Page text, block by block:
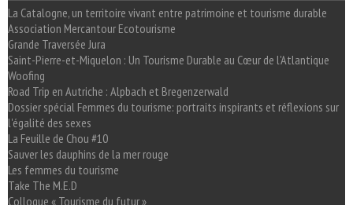
La Catalogne, un territoire vivant entre patrimoine et tourisme durable
Association Mercantour Ecotourisme
Grande Traversée Jura
Saint-Pierre-et-Miquelon : Un Tourisme Durable au Cœur de l'Atlantique
Woofing
Road Trip en Autriche : Alpbach et Bregenzerwald
Dossier spécial Femmes du tourisme: portraits inspirants et réflexions sur
l'égalité des sexes
La Feuille de Chou #10
Sauver les dauphins de la mer rouge
Les femmes du tourisme
Take The M.E.D
Colloque « Tourisme du futur »